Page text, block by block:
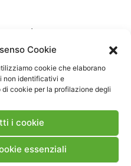
Cookie
cookie che elaborano
non identificativi e
cookie per la profilazione degli
i cookie
essenziali